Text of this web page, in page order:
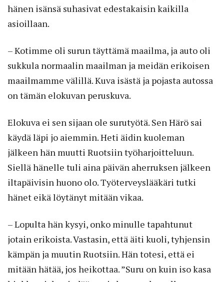
hänen isänsä suhasivat edestakaisin kaikilla
asioillaan.
– Kotimme oli surun täyttämä maail­ma, ja auto oli
sukkula normaalin maailman ja meidän erikoisen
maailmamme välillä. Kuva isästä ja pojasta autossa
on tämän elokuvan peruskuva.
Elokuva ei sen sijaan ole surutyötä. Sen Härö sai
käydä läpi jo aiemmin. Heti äidin kuoleman
jälkeen hän muutti Ruotsiin työharjoitteluun.
Siellä hänelle tuli aina päivän aherruksen jälkeen
iltapäivisin huono olo. Työterveyslääkäri tutki
hänet eikä löytänyt mitään vikaa.
– Lopulta hän kysyi, onko minulle tapahtunut
jotain erikoista. Vastasin, että äiti kuoli, tyhjensin
kämpän ja muutin Ruotsiin. Hän totesi, että ei
mitään hätää, jos heikottaa. ”Suru on kuin iso kasa